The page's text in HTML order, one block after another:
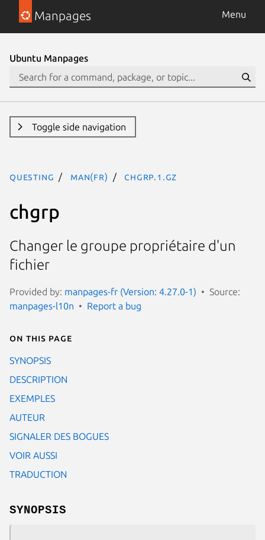
Manpages Menu
Ubuntu Manpages
Toggle side navigation
questing man(fr) chgrp.1.gz
chgrp
Changer le groupe propriétaire d'un
fichier
Provided by: manpages-fr (Version: 4.27.0-1)
Source:
manpages-l10n
Report a bug
On this page
SYNOPSIS
DESCRIPTION
EXEMPLES
AUTEUR
SIGNALER DES BOGUES
VOIR AUSSI
TRADUCTION
SYNOPSIS